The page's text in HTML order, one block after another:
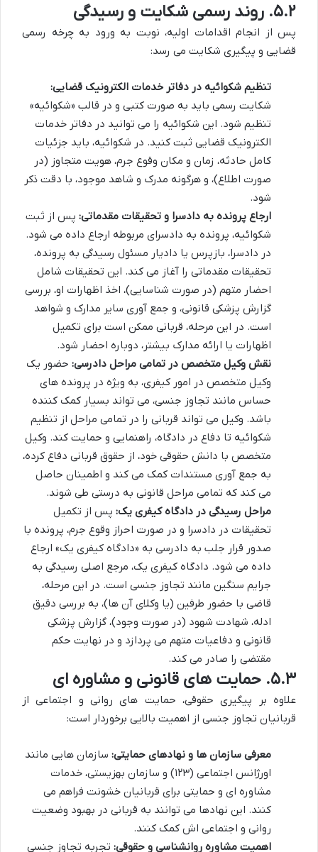
۵.۲. روند رسمی شکایت و رسیدگی
پس از انجام اقدامات اولیه، نوبت به ورود به چرخه رسمی
قضایی و پیگیری شکایت می رسد:
تنظیم شکوائیه در دفاتر خدمات الکترونیک قضایی:
شکایت رسمی باید به صورت کتبی و در قالب «شکوائیه»
تنظیم شود. این شکوائیه را می توانید در دفاتر خدمات
الکترونیک قضایی ثبت کنید. در شکوائیه، باید جزئیات
کامل حادثه، زمان و مکان وقوع جرم، هویت متجاوز (در
صورت اطلاع)، و هرگونه مدرک و شاهد موجود، با دقت ذکر
شود.
ارجاع پرونده به دادسرا و تحقیقات مقدماتی: پس از ثبت
شکوائیه، پرونده به دادسرای مربوطه ارجاع داده می شود.
در دادسرا، بازپرس یا دادیار مسئول رسیدگی به پرونده،
تحقیقات مقدماتی را آغاز می کند. این تحقیقات شامل
احضار متهم (در صورت شناسایی)، اخذ اظهارات او، بررسی
گزارش پزشکی قانونی، و جمع آوری سایر مدارک و شواهد
است. در این مرحله، قربانی ممکن است برای تکمیل
اظهارات یا ارائه مدارک بیشتر، دوباره احضار شود.
نقش وکیل متخصص در تمامی مراحل دادرسی: حضور یک
وکیل متخصص در امور کیفری، به ویژه در پرونده های
حساس مانند تجاوز جنسی، می تواند بسیار کمک کننده
باشد. وکیل می تواند قربانی را در تمامی مراحل از تنظیم
شکوائیه تا دفاع در دادگاه، راهنمایی و حمایت کند. وکیل
متخصص با دانش حقوقی خود، از حقوق قربانی دفاع کرده،
به جمع آوری مستندات کمک می کند و اطمینان حاصل
می کند که تمامی مراحل قانونی به درستی طی شوند.
مراحل رسیدگی در دادگاه کیفری یک: پس از تکمیل
تحقیقات در دادسرا و در صورت احراز وقوع جرم، پرونده با
صدور قرار جلب به دادرسی به «دادگاه کیفری یک» ارجاع
داده می شود. دادگاه کیفری یک، مرجع اصلی رسیدگی به
جرایم سنگین مانند تجاوز جنسی است. در این مرحله،
قاضی با حضور طرفین (یا وکلای آن ها)، به بررسی دقیق
ادله، شهادت شهود (در صورت وجود)، گزارش پزشکی
قانونی و دفاعیات متهم می پردازد و در نهایت حکم
مقتضی را صادر می کند.
۵.۳. حمایت های قانونی و مشاوره ای
علاوه بر پیگیری حقوقی، حمایت های روانی و اجتماعی از
قربانیان تجاوز جنسی از اهمیت بالایی برخوردار است:
معرفی سازمان ها و نهادهای حمایتی: سازمان هایی مانند
اورژانس اجتماعی (۱۲۳) و سازمان بهزیستی، خدمات
مشاوره ای و حمایتی برای قربانیان خشونت فراهم می
کنند. این نهادها می توانند به قربانی در بهبود وضعیت
روانی و اجتماعی اش کمک کنند.
اهمیت مشاوره روانشناسی و حقوقی: تجربه تجاوز جنسی